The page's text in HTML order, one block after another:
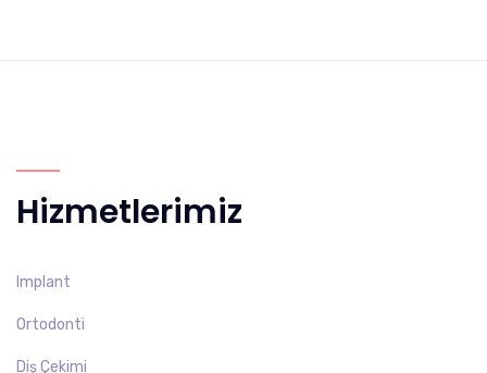
Hizmetlerimiz
Implant
Ortodonti
Diş Çekimi